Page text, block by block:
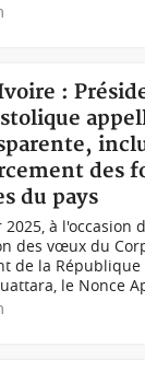
:
des
du pays
2025, à
des vœux du
de la République
le Nonce